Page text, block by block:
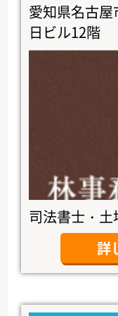
愛知県名古
日ビル12階
司法書士・
詳